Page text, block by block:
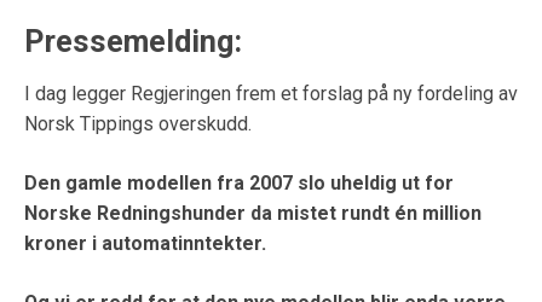
Pressemelding:
I dag legger Regjeringen frem et forslag på ny fordeling av
Norsk Tippings overskudd.
Den gamle modellen fra 2007 slo uheldig ut for
Norske Redningshunder da mistet rundt én million
kroner i automatinntekter.